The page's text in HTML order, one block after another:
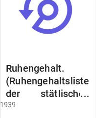
Ruhengehalt.
(Ruhengehaltsliste
der stätlischen
Beamten u.
1939